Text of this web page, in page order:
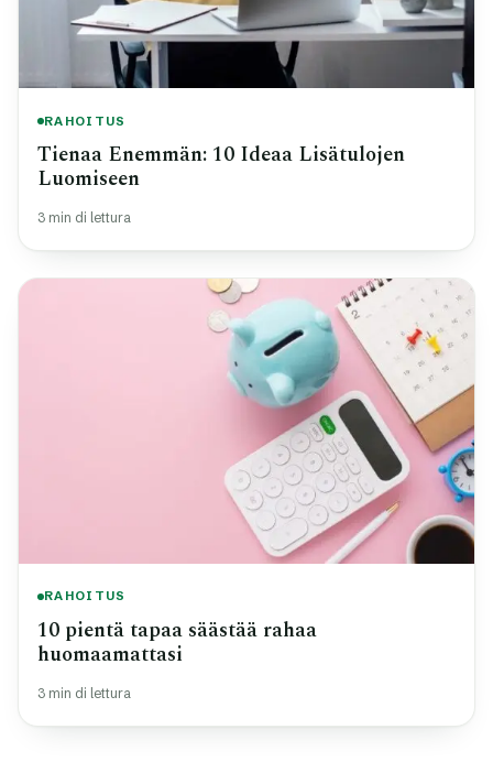
RAHOITUS
Tienaa Enemmän: 10 Ideaa Lisätulojen
Luomiseen
3 min di lettura
RAHOITUS
10 pientä tapaa säästää rahaa
huomaamattasi
3 min di lettura